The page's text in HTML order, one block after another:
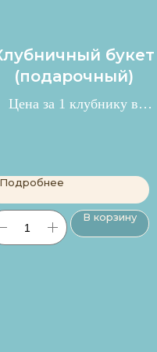
букет
(подарочный)
Цена за 1 клубнику в
Подробнее
В корзину